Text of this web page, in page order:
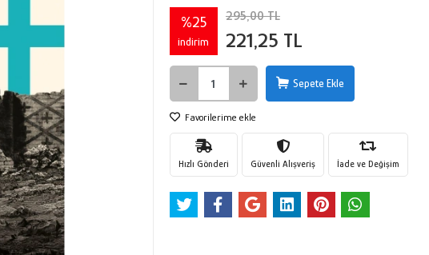
%25
indirim
295,00 TL
221,25 TL
Sepete Ekle
Favorilerime ekle
Hızlı Gönderi Güvenli Alışveriş İade ve Değişim